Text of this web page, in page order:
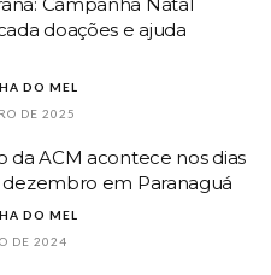
doações e ajuda
DO MEL
DE 2025
da ACM acontece nos dias
dezembro em Paranaguá
DO MEL
DE 2024